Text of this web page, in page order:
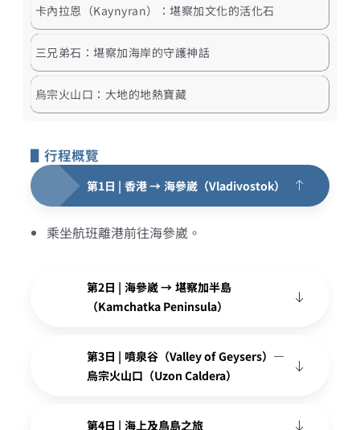
卡內拉恩（Kaynyran）：堪察加文化的活化石
三兄弟石：堪察加海岸的守護神話
烏宗火山口：大地的地熱寶藏
▋行程概覽
第1日 | 香港 → 海參崴（Vladivostok）
乘坐航班離港前往海參崴。
第2日 | 海參崴 → 堪察加半島
（Kamchatka Peninsula）
第3日 | 噴泉谷（Valley of Geysers）—
烏宗火山口（Uzon Caldera）
第4日 | 海上及鳥島之旅